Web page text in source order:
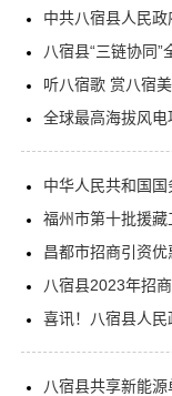
中共八宿县人民政府党组关于公开征
八宿县“三链协同”全力打
听八宿歌 赏八宿
全球最高海拔风电项
中华人民共和国国务院令第658号，
福州市第十批援藏工
昌都市招商引资优
八宿县2023年招
喜讯！八宿县人民政府荣获
八宿县共享新能